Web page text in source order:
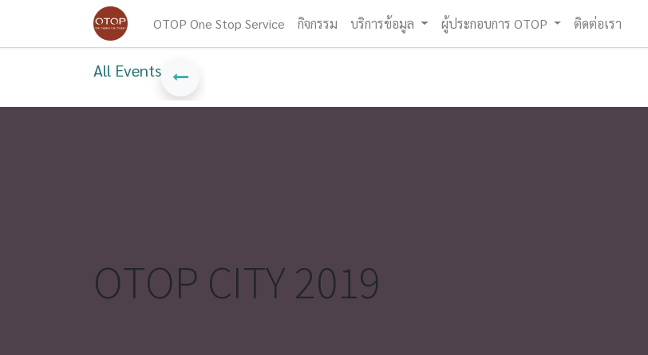
OTOP One Stop Service กิจกรรม บริการข้อมูล ผู้ประกอบการ OTOP ติดต่อเรา
All Events
OTOP CITY 2019